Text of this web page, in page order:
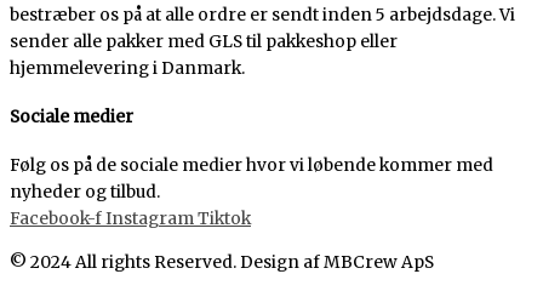
bestræber os på at alle ordre er sendt inden 5 arbejdsdage. Vi
sender alle pakker med GLS til pakkeshop eller
hjemmelevering i Danmark.
Sociale medier
Følg os på de sociale medier hvor vi løbende kommer med
nyheder og tilbud.
Facebook-fInstagramTiktok
© 2024 All rights Reserved. Design af MBCrew ApS